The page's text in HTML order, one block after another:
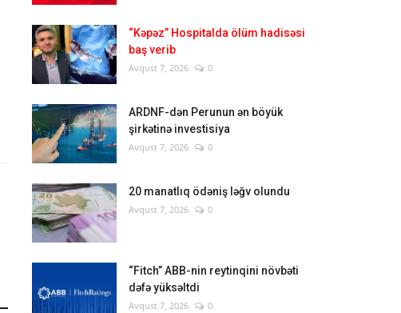
“Kəpəz” Hospitalda ölüm hadisəsi
baş verib
Avqust 7, 2026 0
ARDNF-dən Perunun ən böyük
şirkətinə investisiya
Avqust 7, 2026 0
20 manatlıq ödəniş ləğv olundu
Avqust 7, 2026 0
“Fitch” ABB-nin reytinqini növbəti
dəfə yüksəltdi
Avqust 7, 2026 0